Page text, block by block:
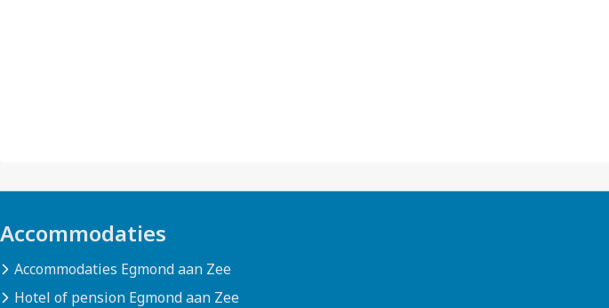
Accommodaties
Accommodaties Egmond aan Zee
Hotel of pension Egmond aan Zee